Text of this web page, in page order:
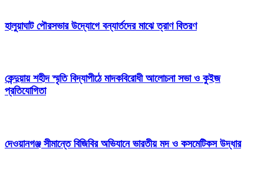
হালুয়াঘাট পৌরসভার উদ্যোগে বন্যার্তদের মাঝে ত্রাণ বিতরণ
কেন্দুয়ায় শহীদ স্মৃতি বিদ্যাপীঠে মাদকবিরোধী আলোচনা সভা ও কুইজ
প্রতিযোগিতা
দেওয়ানগঞ্জ সীমান্তে বিজিবির অভিযানে ভারতীয় মদ ও কসমেটিকস উদ্ধার